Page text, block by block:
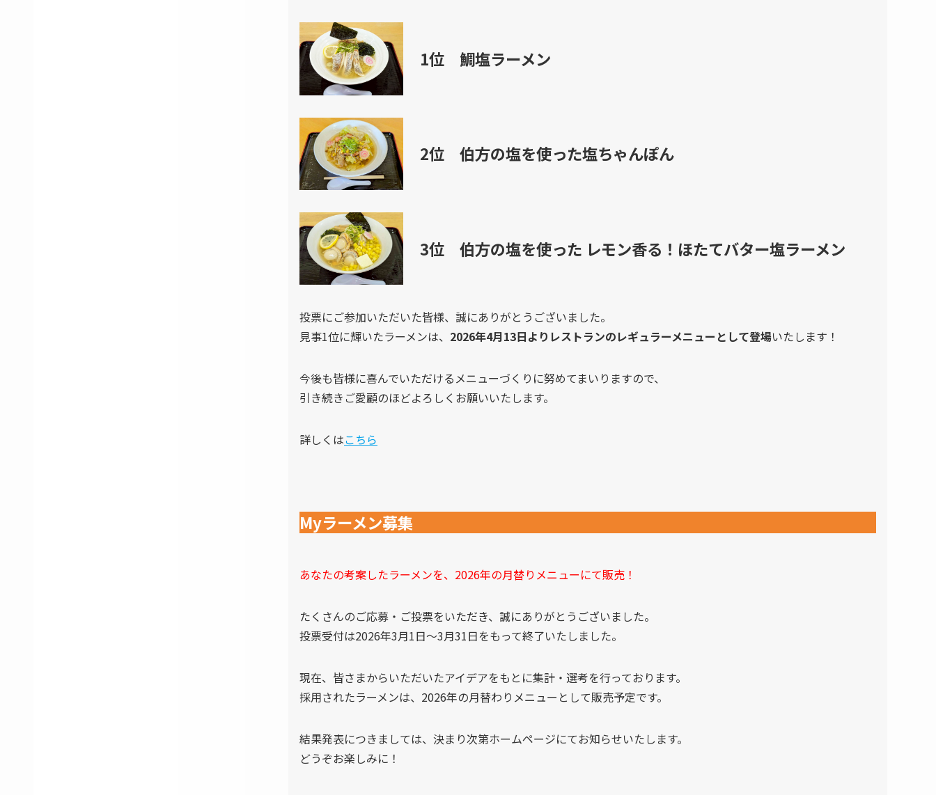
1位 鯛塩ラーメン
2位 伯方の塩を使った塩ちゃんぽん
3位 伯方の塩を使った レモン香る！ほたてバター塩ラーメン
投票にご参加いただいた皆様、誠にありがとうございました。
見事1位に輝いたラーメンは、 2026年4月13日よりレストランのレギュラーメニューとして登場いたします！
今後も皆様に喜んでいただけるメニューづくりに努めてまいりますので、
引き続きご愛顧のほどよろしくお願いいたします。
詳しくはこちら
Myラーメン募集
あなたの考案したラーメンを、2026年の月替りメニューにて販売！
たくさんのご応募・ご投票をいただき、誠にありがとうございました。
投票受付は2026年3月1日～3月31日をもって終了いたしました。
現在、皆さまからいただいたアイデアをもとに集計・選考を行っております。
採用されたラーメンは、2026年の月替わりメニューとして販売予定です。
結果発表につきましては、決まり次第ホームページにてお知らせいたします。
どうぞお楽しみに！